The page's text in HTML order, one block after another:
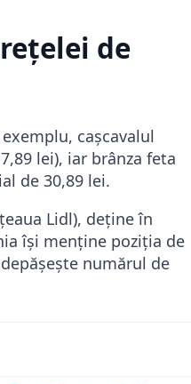
de
cașcavalul
lei), iar brânza feta
de 30,89 lei.
Lidl), deține în
își menține poziția de
numărul de